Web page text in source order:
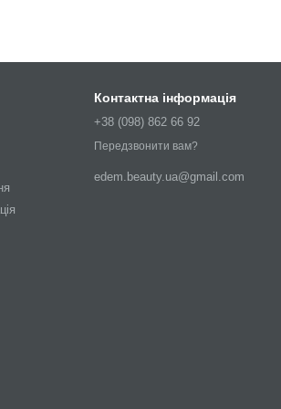
Контактна інформація
+38 (098) 862 66 92
Передзвонити вам?
edem.beauty.ua@gmail.com